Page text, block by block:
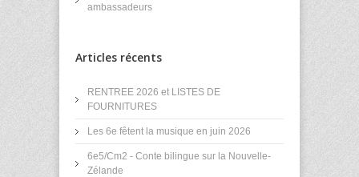
ambassadeurs
Articles récents
RENTREE 2026 et LISTES DE
FOURNITURES
Les 6e fêtent la musique en juin 2026
6e5/Cm2 - Conte bilingue sur la Nouvelle-
Zélande